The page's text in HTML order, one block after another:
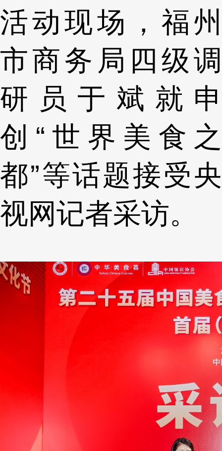
活动现场，福州
市商务局四级调
研员于斌就申
创“世界美食之
都”等话题接受央
视网记者采访。